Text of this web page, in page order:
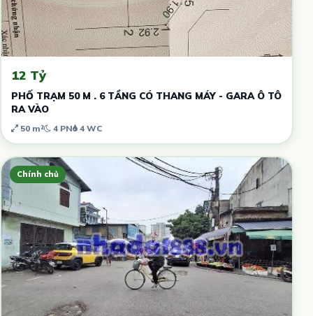
12 Tỷ
PHỐ TRẠM 50 M . 6 TẦNG CÓ THANG MÁY - GARA Ô TÔ
RA VÀO
50 m² 4 PN 4 WC
Chính chủ